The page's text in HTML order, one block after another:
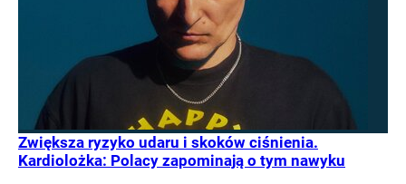
Zwiększa ryzyko udaru i skoków ciśnienia.
Kardiolożka: Polacy zapominają o tym nawyku